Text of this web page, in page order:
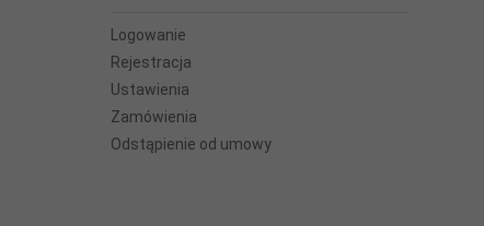
Logowanie
Rejestracja
Ustawienia
Zamówienia
Odstąpienie od umowy